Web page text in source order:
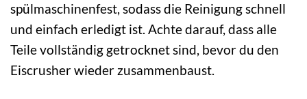
spülmaschinenfest, sodass die Reinigung schnell
und einfach erledigt ist. Achte darauf, dass alle
Teile vollständig getrocknet sind, bevor du den
Eiscrusher wieder zusammenbaust.